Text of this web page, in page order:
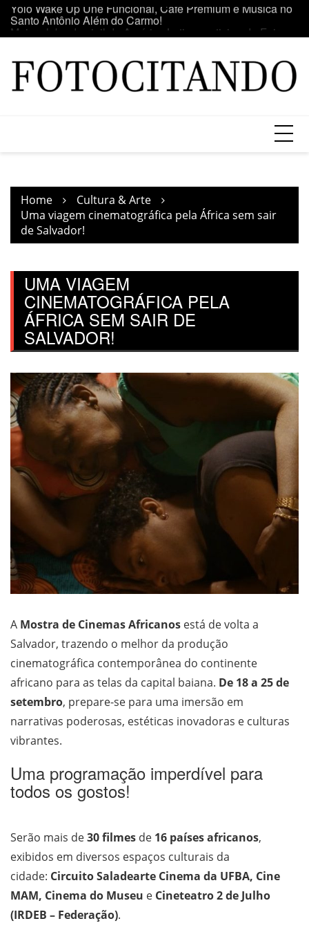
Skip
content
Maior clube de vinil da América Latina participa da Feira
do Vinil no Shopping Center Lapa
Home
Cultura & Arte
Uma viagem cinematográfica pela África sem sair
de Salvador!
UMA VIAGEM
CINEMATOGRÁFICA PELA
ÁFRICA SEM SAIR DE
SALVADOR!
A Mostra de Cinemas Africanos está de volta a
Salvador, trazendo o melhor da produção
cinematográfica contemporânea do continente
africano para as telas da capital baiana. De 18 a 25 de
setembro, prepare-se para uma imersão em
narrativas poderosas, estéticas inovadoras e culturas
vibrantes.
Uma programação imperdível para
todos os gostos!
Serão mais de30 filmes de 16 países africanos,
exibidos em diversos espaços culturais da
cidade: Circuito Saladearte Cinema da UFBA, Cine
MAM, Cinema do Museu e Cineteatro 2 de Julho
(IRDEB – Federação).